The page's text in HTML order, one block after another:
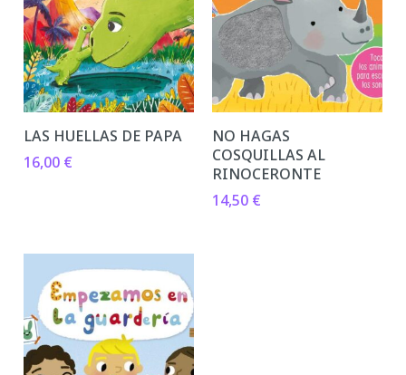
LAS HUELLAS DE PAPA
16,00 €
NO HAGAS
COSQUILLAS AL
RINOCERONTE
14,50 €